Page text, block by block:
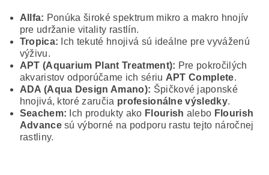
Allfa: Ponúka široké spektrum mikro a makro hnojív
pre udržanie vitality rastlín.
Tropica: Ich tekuté hnojivá sú ideálne pre vyváženú
výživu.
APT (Aquarium Plant Treatment): Pre pokročilých
akvaristov odporúčame ich sériu APT Complete.
ADA (Aqua Design Amano): Špičkové japonské
hnojivá, ktoré zaručia profesionálne výsledky.
Seachem: Ich produkty ako Flourish alebo Flourish
Advancesú výborné na podporu rastu tejto náročnej
rastliny.